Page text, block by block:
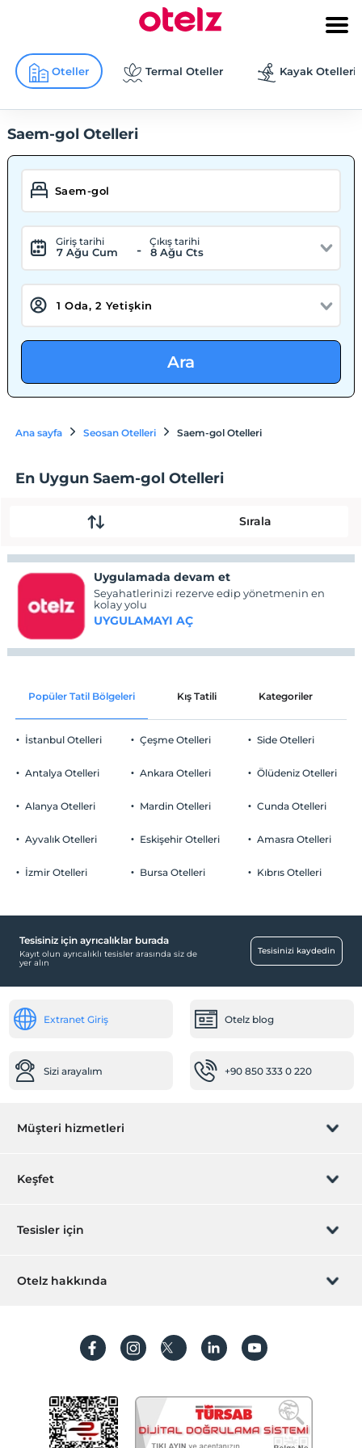
Oteller Termal Oteller Kayak Otelleri
Saem-gol Otelleri
Giriş tarihi
7 Ağu Cum -
Çıkış tarihi
8 Ağu Cts
Ara
Ana sayfa Seosan Otelleri Saem-gol Otelleri
En Uygun Saem-gol Otelleri
Sırala
Uygulamada devam et
Seyahatlerinizi rezerve edip yönetmenin en
kolay yolu
UYGULAMAYI AÇ
Popüler Tatil Bölgeleri Kış Tatili Kategoriler
İstanbul Otelleri
Antalya Otelleri
Alanya Otelleri
Ayvalık Otelleri
İzmir Otelleri
Çeşme Otelleri
Ankara Otelleri
Mardin Otelleri
Eskişehir Otelleri
Bursa Otelleri
Side Otelleri
Ölüdeniz Otelleri
Cunda Otelleri
Amasra Otelleri
Kıbrıs Otelleri
Tesisiniz için ayrıcalıklar burada
Kayıt olun ayrıcalıklı tesisler arasında siz de
yer alın
Tesisinizi kaydedin
Extranet Giriş Otelz blog
Sizi arayalım +90 850 333 0 220
Müşteri hizmetleri
Rezervasyon yönet
Sıkça sorulan sorular
İşlem rehberi
Keşfet
Hediye Kart
Hesap oluştur
Tesisler için
Hemen tesisinizi ekleyin
Otelz hakkında
Koşullar ve şartlar